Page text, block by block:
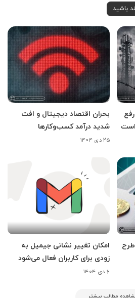
باشید
بحران اقتصاد دیجیتال و افت
شدید درآمد کسب‌وکارها
۲۵ دی ۱۴۰۴
طرح
امکان تغییر نشانی جیمیل به
زودی برای کاربران فعال می‌شود
۶ دی ۱۴۰۴
مطالب بیشتر